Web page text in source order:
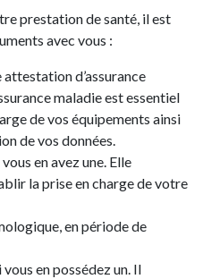
prestation de santé, il est
avec vous :
d’assurance
maladie est essentiel
de vos équipements ainsi
de vos données.
en avez une. Elle
la prise en charge de votre
en période de
en possédez un. Il